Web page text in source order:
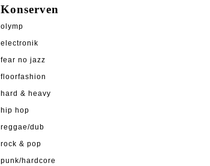
Konserven
olymp
electronik
fear no jazz
floorfashion
hard & heavy
hip hop
reggae/dub
rock & pop
punk/hardcore